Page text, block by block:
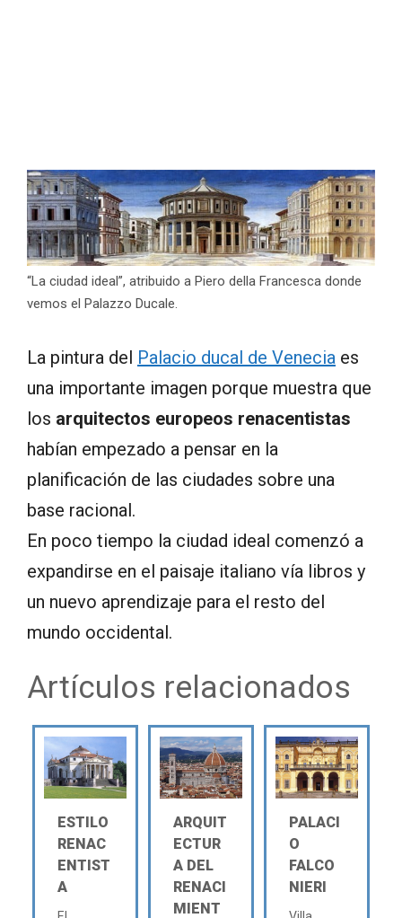
“La ciudad ideal”, atribuido a Piero della Francesca donde
vemos el Palazzo Ducale.
La pintura del Palacio ducal de Venecia es
una importante imagen porque muestra que
los arquitectos europeos renacentistas
habían empezado a pensar en la
planificación de las ciudades sobre una
base racional.
En poco tiempo la ciudad ideal comenzó a
expandirse en el paisaje italiano vía libros y
un nuevo aprendizaje para el resto del
mundo occidental.
Artículos relacionados
ESTILO
RENAC
ENTIST
A
ARQUIT
ECTUR
A DEL
RENACI
MIENT
PALACI
O
FALCO
NIERI